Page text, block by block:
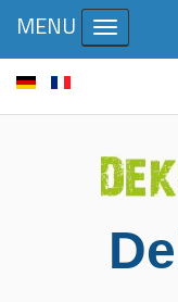
MENU Toggle